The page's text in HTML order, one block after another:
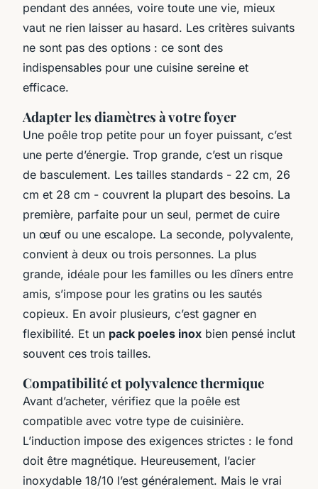
pendant des années, voire toute une vie, mieux
vaut ne rien laisser au hasard. Les critères suivants
ne sont pas des options : ce sont des
indispensables pour une cuisine sereine et
efficace.
Adapter les diamètres à votre foyer
Une poêle trop petite pour un foyer puissant, c’est
une perte d’énergie. Trop grande, c’est un risque
de basculement. Les tailles standards - 22 cm, 26
cm et 28 cm - couvrent la plupart des besoins. La
première, parfaite pour un seul, permet de cuire
un œuf ou une escalope. La seconde, polyvalente,
convient à deux ou trois personnes. La plus
grande, idéale pour les familles ou les dîners entre
amis, s’impose pour les gratins ou les sautés
copieux. En avoir plusieurs, c’est gagner en
flexibilité. Et un pack poeles inox bien pensé inclut
souvent ces trois tailles.
Compatibilité et polyvalence thermique
Avant d’acheter, vérifiez que la poêle est
compatible avec votre type de cuisinière.
L’induction impose des exigences strictes : le fond
doit être magnétique. Heureusement, l’acier
inoxydable 18/10 l’est généralement. Mais le vrai